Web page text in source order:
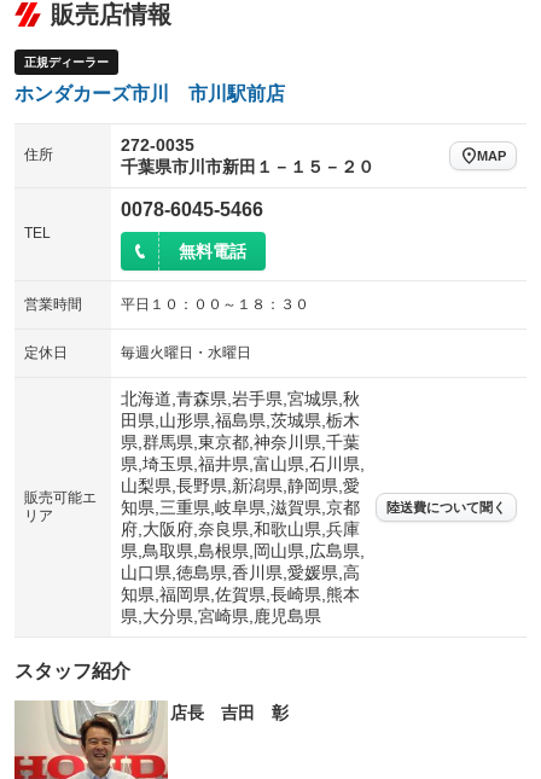
販売店情報
正規ディーラー
ホンダカーズ市川 市川駅前店
住所
272-0035
千葉県市川市新田１－１５－２０
MAP
TEL
0078-6045-5466
無料電話
営業時間 平日１０：００～１８：３０
定休日 毎週火曜日・水曜日
販売可能エ
リア
北海道,青森県,岩手県,宮城県,秋
田県,山形県,福島県,茨城県,栃木
県,群馬県,東京都,神奈川県,千葉
県,埼玉県,福井県,富山県,石川県,
山梨県,長野県,新潟県,静岡県,愛
知県,三重県,岐阜県,滋賀県,京都
府,大阪府,奈良県,和歌山県,兵庫
県,鳥取県,島根県,岡山県,広島県,
山口県,徳島県,香川県,愛媛県,高
知県,福岡県,佐賀県,長崎県,熊本
県,大分県,宮崎県,鹿児島県
陸送費について聞く
スタッフ紹介
店長 吉田 彰